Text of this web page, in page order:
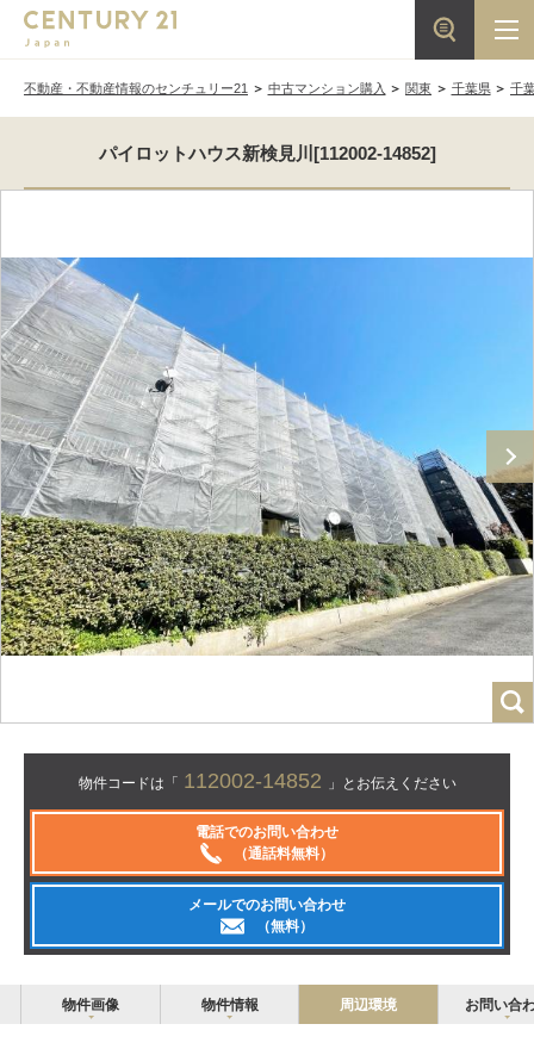
不動産・不動産情報のセンチュリー21 中古マンション購入 関東 千葉県 千
パイロットハウス新検見川[112002-14852]
物件コードは「 112002-14852 」とお伝えください
電話でのお問い合わせ
（通話料無料）
メールでのお問い合わせ
（無料）
物件画像 物件情報 周辺環境 お問い合